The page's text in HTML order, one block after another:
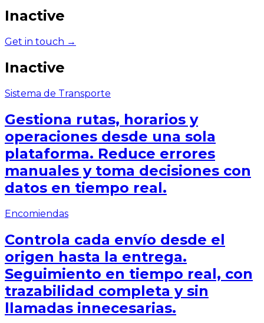
Inactive
Get in touch →
Inactive
Sistema de Transporte
Gestiona rutas, horarios y
operaciones desde una sola
plataforma. Reduce errores
manuales y toma decisiones con
datos en tiempo real.
Encomiendas
Controla cada envío desde el
origen hasta la entrega.
Seguimiento en tiempo real, con
trazabilidad completa y sin
llamadas innecesarias.